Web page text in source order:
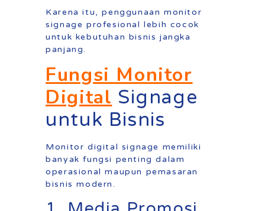
Karena itu, penggunaan monitor
signage profesional lebih cocok
untuk kebutuhan bisnis jangka
panjang.
Fungsi Monitor
Digital Signage
untuk Bisnis
Monitor digital signage memiliki
banyak fungsi penting dalam
operasional maupun pemasaran
bisnis modern.